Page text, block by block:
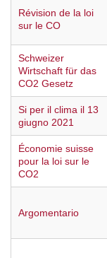
Révision de la loi
sur le CO
Schweizer
Wirtschaft für das
CO2 Gesetz
Si per il clima il 13
giugno 2021
Économie suisse
pour la loi sur le
CO2
Argomentario